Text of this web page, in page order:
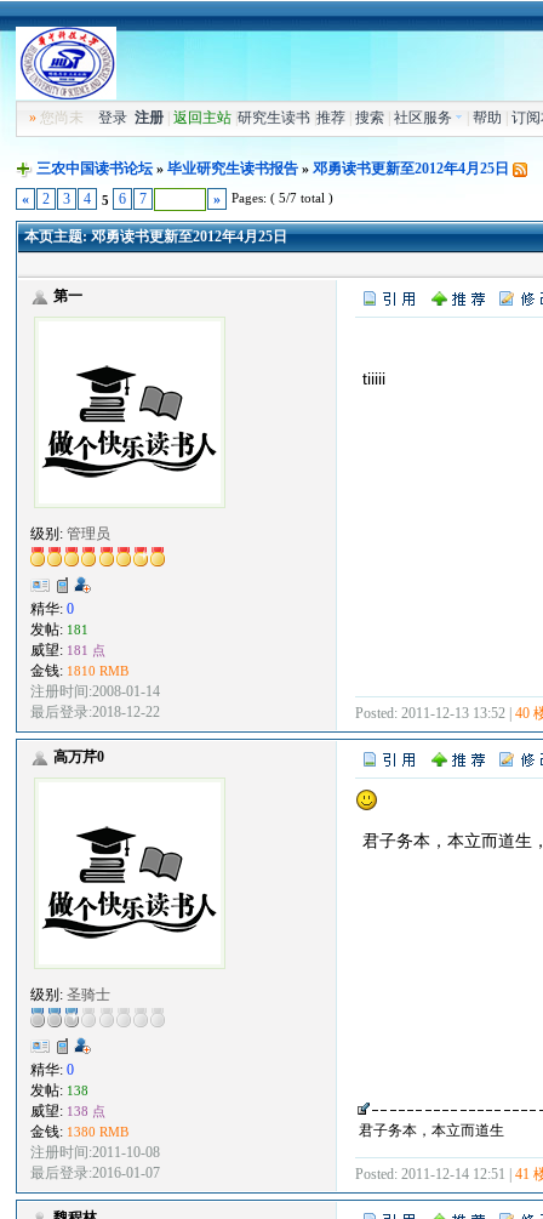
» 您尚未登录 注册 |返回主站 |研究生读书 |推荐 |搜索 |社区服务 |帮助 |订
三农中国读书论坛»毕业研究生读书报告 »邓勇读书更新至2012年4月25日
«
2 3 4 5 6 7 » Pages: ( 5/7 total )
本页主题:邓勇读书更新至2012年4月25日
第一
级别:管理员
精华:0
发帖: 181
威望: 181 点
金钱: 1810 RMB
注册时间:2008-01-14
最后登录:2018-12-22
tiiiii
Posted: 2011-12-13 13:52 |40
高万芹0
级别:圣骑士
精华:0
发帖: 138
威望: 138 点
金钱: 1380 RMB
注册时间:2011-10-08
最后登录:2016-01-07
君子务本，本立而道生
君子务本，本立而道生
Posted: 2011-12-14 12:51 |41